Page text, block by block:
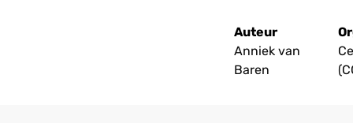
Auteur
Anniek van
Baren